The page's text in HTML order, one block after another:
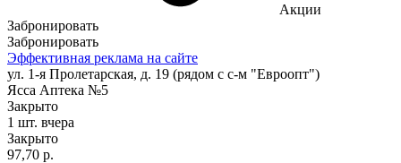
Акции
Забронировать
Забронировать
Эффективная реклама на сайте
ул. 1-я Пролетарская, д. 19 (рядом с с-м "Евроопт")
Ясса Аптека №5
Закрыто
1 шт. вчера
Закрыто
97,70 р.